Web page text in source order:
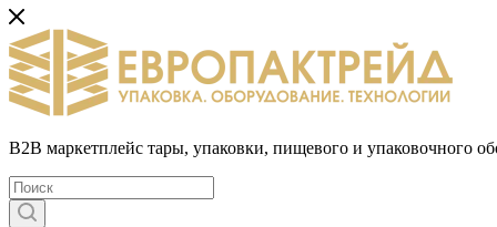
B2B маркетплейс тары, упаковки, пищевого и упаковочного